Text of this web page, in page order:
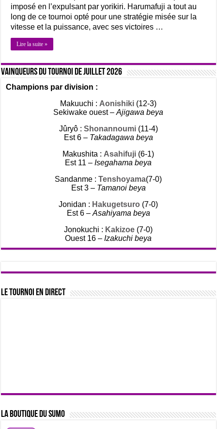
imposé en l’expulsant par yorikiri. Harumafuji a tout au
long de ce tournoi opté pour une stratégie misée sur la
vitesse et la puissance, avec ses victoires …
Lire la suite »
Vainqueurs du tournoi de Juillet 2026
Champions par division :
Makuuchi : Aonishiki (12-3)
Sekiwake ouest –Ajigawa beya
Jûryô : Shonannoumi (11-4)
Est 6 – Takadagawa beya
Makushita : Asahifuji (6-1)
Est 11 –Isegahama beya
Sandanme :Tenshoyama(7-0)
Est 3 – Tamanoi beya
Jonidan : Hakugetsuro (7-0)
Est 6 – Asahiyama beya
Jonokuchi : Kakizoe (7-0)
Ouest 16 –Izakuchi beya
Le tournoi en direct
La boutique du sumo